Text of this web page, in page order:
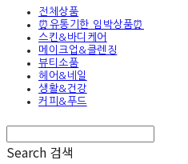
전체상품
⏰유통기한 임박상품⏰
스킨&바디케어
메이크업&클렌징
뷰티소품
헤어&네일
생활&건강
커피&푸드
Search 검색